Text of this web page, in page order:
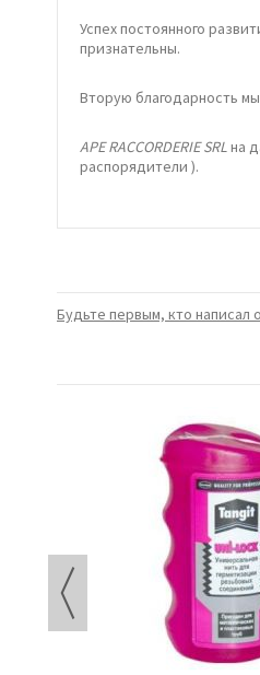
Успех постоянного
признательны.
Вторую благодарность
APE RACCORDERIE SRLна
распорядители ).
Будьте первым, кто написал